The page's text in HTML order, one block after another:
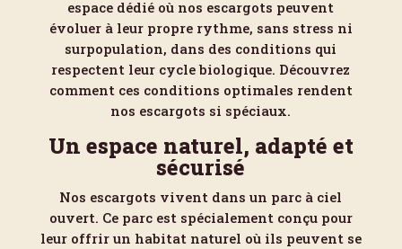
espace dédié où nos escargots peuvent
évoluer à leur propre rythme, sans stress ni
surpopulation, dans des conditions qui
respectent leur cycle biologique. Découvrez
comment ces conditions optimales rendent
nos escargots si spéciaux.
Un espace naturel, adapté et
sécurisé
Nos escargots vivent dans un parc à ciel
ouvert. Ce parc est spécialement conçu pour
leur offrir un habitat naturel où ils peuvent se